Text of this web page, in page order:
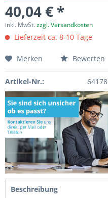
40,04 € *
inkl. MwSt.zzgl. Versandkosten
Lieferzeit ca. 8-10 Tage
Merken Bewerten
Artikel-Nr.: 64178
Beschreibung